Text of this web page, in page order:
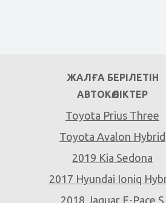
ЖАЛҒА БЕРІЛЕТІН
АВТОКӨЛІКТЕР
Toyota Prius Three
Toyota Avalon Hybrid
2019 Kia Sedona
2017 Hyundai Ioniq
2018 Jaguar E-Pace S